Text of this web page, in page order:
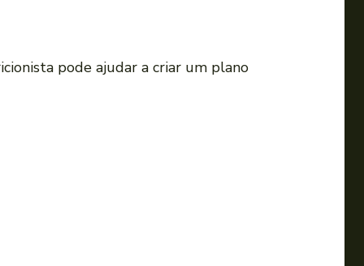
pode ajudar a criar um plano